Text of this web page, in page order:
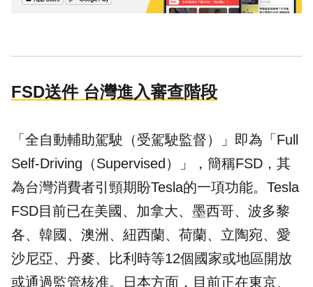
FSD送件 台灣進入審查階段
「全自動輔助駕駛（受駕駛監督）」即為「Full
Self-Driving（Supervised）」，簡稱FSD，其
為台灣消費者引頸期盼Tesla的一項功能。Tesla
FSD目前已在美國、加拿大、墨西哥、波多黎
各、韓國、澳洲、紐西蘭、荷蘭、立陶宛、愛
沙尼亞、丹麥、比利時等12個國家或地區開放
或通過監管核准。日本方面，目前正在東京、